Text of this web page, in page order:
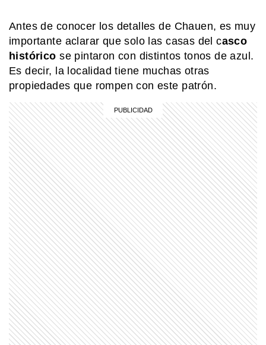
Antes de conocer los detalles de Chauen, es muy
importante aclarar que solo las casas del casco
históricose pintaron con distintos tonos de azul.
Es decir, la localidad tiene muchas otras
propiedades que rompen con este patrón.
MI PAIS
¿Por qué el lago Vintter es uno de los
más pintorescos de Chubut?
Energía: qué es, qué tipos existen y
qué ejemplos fáciles la explican
MI PAIS
¿Cuándo y dónde nació José de San
Martín?
SABER MAS
¿Qué diferencia hay entre una
península y un istmo?
SIN CATEGORIA
¿Qué es el Campo de Hielo
Patagónico Sur y por qué es un
problema entre Argentina y Chile?